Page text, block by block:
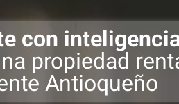
con
propiedad
Antioqueño